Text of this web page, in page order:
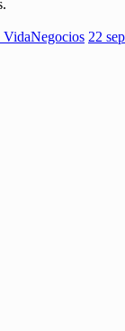
VidaNegocios 22